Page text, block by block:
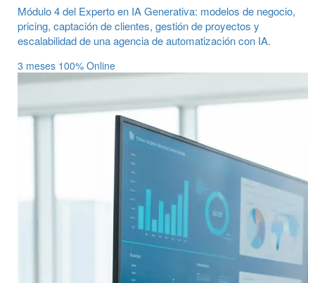
Módulo 4 del Experto en IA Generativa: modelos de negocio,
pricing, captación de clientes, gestión de proyectos y
escalabilidad de una agencia de automatización con IA.
3 meses 100% Online